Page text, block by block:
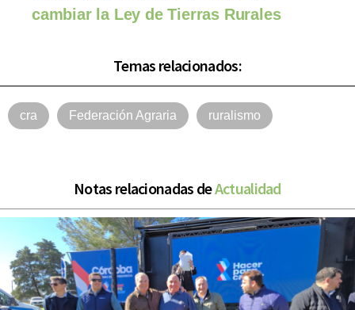
cambiar la Ley de Tierras Rurales
Temas relacionados:
cra Federación Agraria ruralismo
Notas relacionadas deActualidad